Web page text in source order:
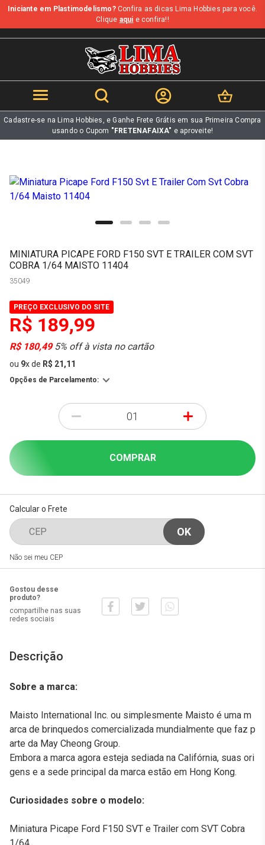
b
Iniciante em Plastimodelismo?Confira as dicas Lima Hobbies para você.
Clique aqui e confira!!
Cadastre-se na Lima Hobbies, e Ganhe Frete Grátis em sua Primeira Compra
usando o Cupom "FRETENAFAIXA" e aproveite!
MINIATURA PICAPE FORD F150 SVT E TRAILER COM SVT
COBRA 1/64 MAISTO 11404
35049
PREÇO EXCLUSIVO DO SITE
R$ 189,99
R$ 180,495% off à vista no cartão
ou 9xde R$ 21,11
Opções de Parcelamento:
- +
COMPRAR
Calcular o Frete
Não sei meu CEP
Gostou desse
produto?
compartilhe nas suas
redes sociais
Descrição
Sobre a marca:
Maisto International Inc. ou simplesmente Maisto é uma m
arca de brinquedos comercializada mundialmente que faz p
arte da May Cheong Group.
Embora a marca agora esteja sediada na Califórnia, suas ori
gens e a sede principal da marca estão em Hong Kong.
Curiosidades sobre o modelo:
Miniatura Picape Ford F150 SVT e Trailer com SVT Cobra